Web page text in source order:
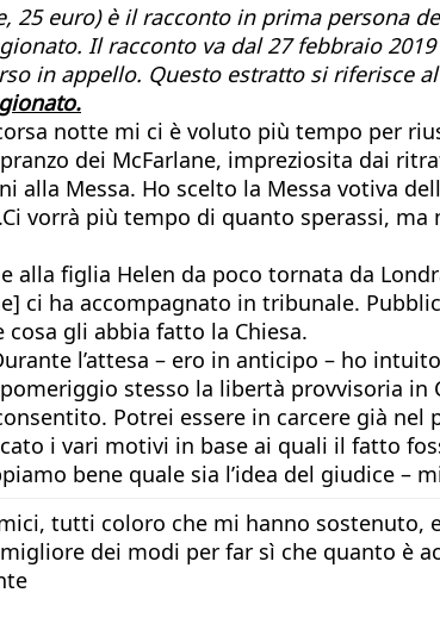
25 euro) è il racconto in prima persona
Il racconto va dal 27 febbraio
in appello. Questo estratto si riferisce
notte mi ci è voluto più tempo per
dei McFarlane, impreziosita dai
Messa. Ho scelto la Messa votiva
vorrà più tempo di quanto sperassi,
alla figlia Helen da poco tornata da
ci ha accompagnato in tribunale.
gli abbia fatto la Chiesa.
l’attesa – ero in anticipo – ho
stesso la libertà provvisoria in
Potrei essere in carcere già
i vari motivi in base ai quali il fatto
bene quale sia l’idea del giudice –
tutti coloro che mi hanno sostenuto,
dei modi per far sì che quanto è